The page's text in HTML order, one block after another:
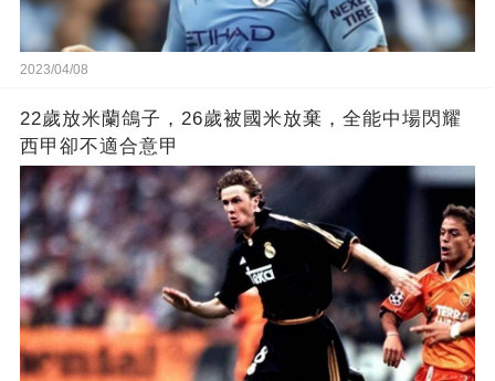
2023/04/08
22歲放米蘭鴿子，26歲被國米放棄，全能中場閃耀
西甲卻不適合意甲